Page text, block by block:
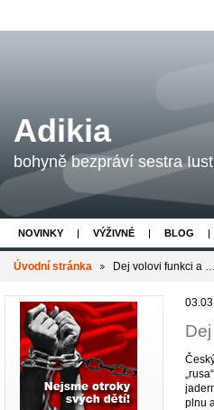
Adikia
bohyně bezpráví sestra
NOVINKY VÝŽIVNÉ BLOG
Úvodní stránka Dej volovi funkci a …
plnu